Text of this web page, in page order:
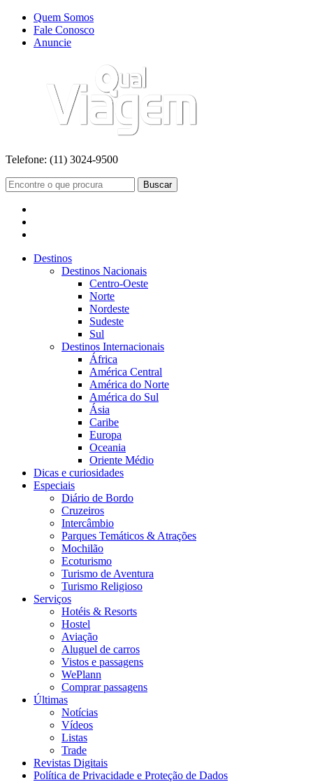
Quem Somos
Fale Conosco
Anuncie
Telefone: (11) 3024-9500
Buscar
Destinos
Destinos Nacionais
Centro-Oeste
Norte
Nordeste
Sudeste
Sul
Destinos Internacionais
África
América Central
América do Norte
América do Sul
Ásia
Caribe
Europa
Oceania
Oriente Médio
Dicas e curiosidades
Especiais
Diário de Bordo
Cruzeiros
Intercâmbio
Parques Temáticos & Atrações
Mochilão
Ecoturismo
Turismo de Aventura
Turismo Religioso
Serviços
Hotéis & Resorts
Hostel
Aviação
Aluguel de carros
Vistos e passagens
WePlann
Comprar passagens
Últimas
Notícias
Vídeos
Listas
Trade
Revistas Digitais
Política de Privacidade e Proteção de Dados